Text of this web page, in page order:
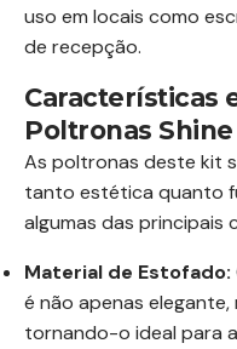
uso em locais como
de recepção.
Características
Poltronas
As poltronas deste kit
tanto estética quanto
algumas das principais
Material de Estofado:
é não apenas
tornando-o ideal para